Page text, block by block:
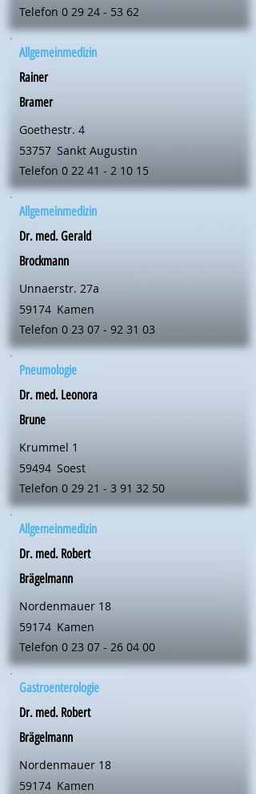
Telefon 0 29 24 - 53 62
Allgemeinmedizin
Rainer
Bramer
Goethestr. 4
53757 Sankt Augustin
Telefon 0 22 41 - 2 10 15
Allgemeinmedizin
Dr. med. Gerald
Brockmann
Unnaerstr. 27a
59174 Kamen
Telefon 0 23 07 - 92 31 03
Pneumologie
Dr. med. Leonora
Brune
Krummel 1
59494 Soest
Telefon 0 29 21 - 3 91 32 50
Allgemeinmedizin
Dr. med. Robert
Brägelmann
Nordenmauer 18
59174 Kamen
Telefon 0 23 07 - 26 04 00
Gastroenterologie
Dr. med. Robert
Brägelmann
Nordenmauer 18
59174 Kamen